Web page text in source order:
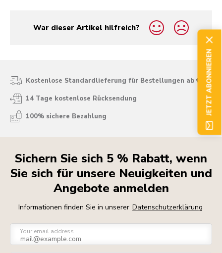
War dieser Artikel hilfreich?
yes
no
Kostenlose Standardlieferung für Bestellungen ab € 50
14 Tage kostenlose Rücksendung
100% sichere Bezahlung
Sichern Sie sich 5 % Rabatt, wenn
Sie sich für unsere Neuigkeiten und
Angebote anmelden
Informationen finden Sie in unserer Datenschutzerklärung
Your email address
JETZT ABONNIEREN